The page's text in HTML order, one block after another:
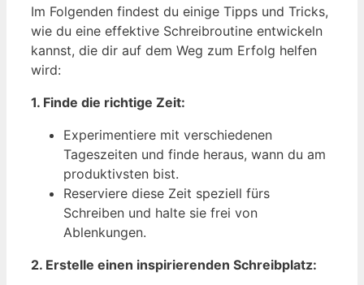
Im Folgenden findest du einige Tipps und Tricks,
wie du eine effektive Schreibroutine entwickeln
kannst, die dir auf dem Weg zum Erfolg helfen
wird:
1. Finde die richtige Zeit:
Experimentiere mit verschiedenen
Tageszeiten und finde heraus, wann du am
produktivsten bist.
Reserviere diese Zeit speziell fürs
Schreiben und halte sie frei von
Ablenkungen.
2. Erstelle einen inspirierenden Schreibplatz: